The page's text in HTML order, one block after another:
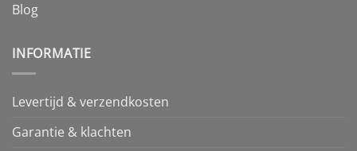
Blog
INFORMATIE
Levertijd & verzendkosten
Garantie & klachten